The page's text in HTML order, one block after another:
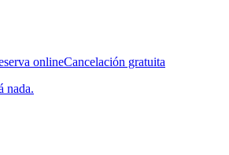
onlineCancelación gratuita
nada.